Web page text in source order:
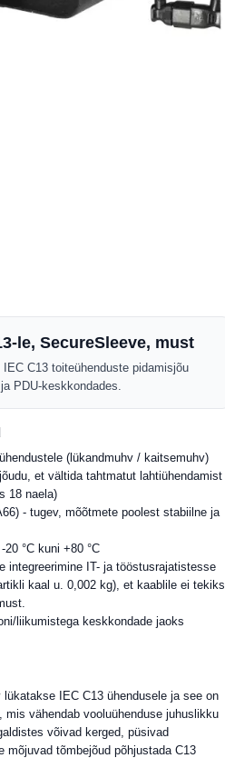
le, SecureSleeve, must
C13 toiteühenduste pidamisjõu
PDU-keskkondades.
(lükandmuhv / kaitsemuhv)
et vältida tahtmatut lahtiühendamist
18 naela)
- tugev, mõõtmete poolest stabiilne ja
°C kuni +80 °C
integreerimine IT- ja tööstusrajatistesse
kaal u. 0,002 kg), et kaablile ei tekiks
liikumistega keskkondade jaoks
IEC C13 ühendusele ja see on
mis vähendab vooluühenduse juhuslikku
võivad kerged, püsivad
mõjuvad tõmbejõud põhjustada C13